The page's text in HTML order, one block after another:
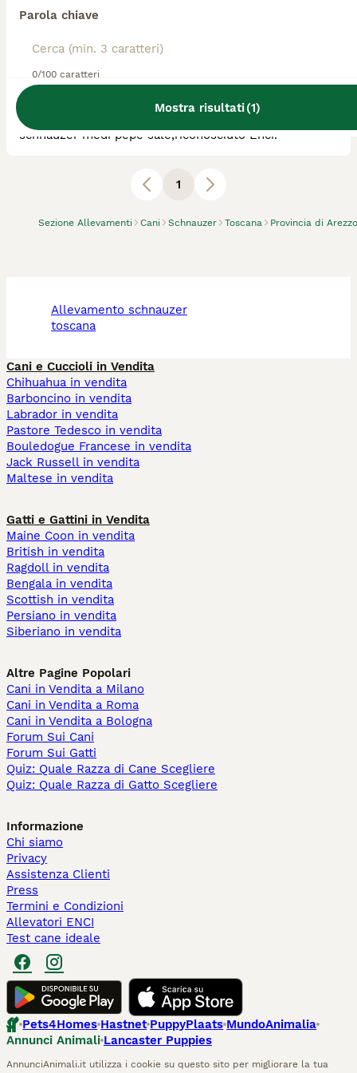
Parola chiave
0/100 caratteri
Mostra risultati(1)
Sezione Allevamenti Cani Schnauzer Toscana Provincia di Arezzo
Razza: Schnauzer
Impruneta
allevamento selezionato zwergschnauzer neri e
schnauzer medi pepe sale,riconosciuto Enci.
1
allevamento schnauzer
toscana
Cani e Cuccioli in Vendita
Chihuahua in vendita
Barboncino in vendita
Labrador in vendita
Pastore Tedesco in vendita
Bouledogue Francese in vendita
Jack Russell in vendita
Maltese in vendita
Gatti e Gattini in Vendita
Maine Coon in vendita
British in vendita
Ragdoll in vendita
Bengala in vendita
Scottish in vendita
Persiano in vendita
Siberiano in vendita
Altre Pagine Popolari
Cani in Vendita a Milano
Cani in Vendita a Roma
Cani in Vendita a Bologna
Forum Sui Cani
Forum Sui Gatti
Quiz: Quale Razza di Cane Scegliere
Quiz: Quale Razza di Gatto Scegliere
Informazione
Chi siamo
Privacy
Assistenza Clienti
Press
Termini e Condizioni
Allevatori ENCI
Test cane ideale
Pets4Homes Hastnet PuppyPlaats MundoAnimalia
Annunci Animali Lancaster Puppies
AnnunciAnimali.it utilizza i cookie su questo sito per migliorare la tua